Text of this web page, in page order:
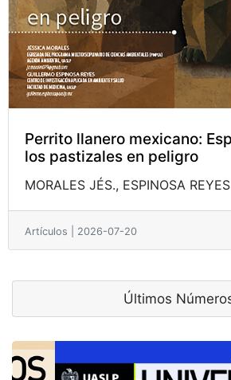
Perrito llanero mexicano:
los pastizales en peligro
MORALES JÉS., ESPINOSA
Artículos | 2026-07-20
Últimos